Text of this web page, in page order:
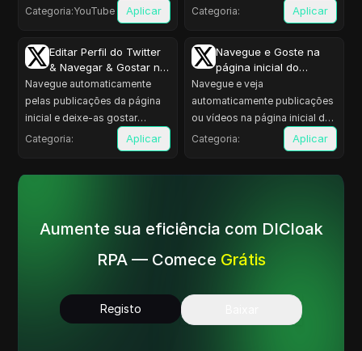
incluindo nome de usuário,
conteúdo do comentário e
Categoria:YouTube Aplicar
alvo, vê e subscreve
aleatoriamente e gosta.
Categoria: Aplicar
Editar Perfil do Twitter
& Navegar & Gostar na
página inicial
Navegue automaticamente
pelas publicações da página
inicial e deixe-as gostar
aleatoriamente durante algum
tempo antes de editar o seu
Categoria: Aplicar
Navegue e Goste na
página inicial do
Twitter
Navegue e veja
automaticamente publicações
ou vídeos na página inicial do
Twitter e goste aleatoriamente
para aumentar a atividade da
Categoria: Aplicar
Aumente sua eficiência com DICloak
RPA — Comece Grátis
Registo